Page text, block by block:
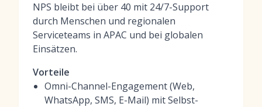
NPS bleibt bei über 40 mit 24/7-Support
durch Menschen und regionalen
Serviceteams in APAC und bei globalen
Einsätzen.
Vorteile
Omni-Channel-Engagement (Web,
WhatsApp, SMS, E-Mail) mit Selbst-